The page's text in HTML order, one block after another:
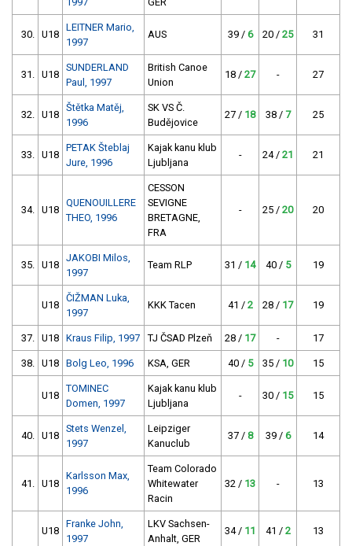
30. U18
LEITNER Mario,
1997
AUS 39 / 6 20 / 25 31
31. U18
SUNDERLAND
Paul, 1997
British Canoe
Union
18 / 27 - 27
32. U18
Štětka Matěj,
1996
SK VS Č.
Budějovice
27 / 18 38 / 7 25
33. U18
PETAK Šteblaj
Jure, 1996
Kajak kanu klub
Ljubljana
- 24 / 21 21
34. U18
QUENOUILLERE
THEO, 1996
CESSON
SEVIGNE
BRETAGNE,
FRA
- 25 / 20 20
35. U18
JAKOBI Milos,
1997
Team RLP 31 / 14 40 / 5 19
U18
ČIŽMAN Luka,
1997
KKK Tacen 41 / 2 28 / 17 19
37. U18 Kraus Filip, 1997 TJ ČSAD Plzeň 28 / 17 - 17
38. U18 Bolg Leo, 1996 KSA, GER 40 / 5 35 / 10 15
U18
TOMINEC
Domen, 1997
Kajak kanu klub
Ljubljana
- 30 / 15 15
40. U18
Stets Wenzel,
1997
Leipziger
Kanuclub
37 / 8 39 / 6 14
41. U18
Karlsson Max,
1996
Team Colorado
Whitewater
Racin
32 / 13 - 13
U18
Franke John,
1997
LKV Sachsen-
Anhalt, GER
34 / 11 41 / 2 13